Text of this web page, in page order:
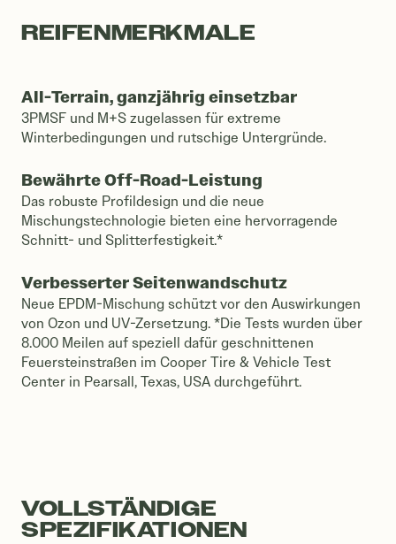
REIFENMERKMALE
All-Terrain, ganzjährig einsetzbar
3PMSF und M+S zugelassen für extreme
Winterbedingungen und rutschige Untergründe.
Bewährte Off-Road-Leistung
Das robuste Profildesign und die neue
Mischungstechnologie bieten eine hervorragende
Schnitt- und Splitterfestigkeit.*
Verbesserter Seitenwandschutz
Neue EPDM-Mischung schützt vor den Auswirkungen
von Ozon und UV-Zersetzung. *Die Tests wurden über
8.000 Meilen auf speziell dafür geschnittenen
Feuersteinstraßen im Cooper Tire & Vehicle Test
Center in Pearsall, Texas, USA durchgeführt.
VOLLSTÄNDIGE
SPEZIFIKATIONEN